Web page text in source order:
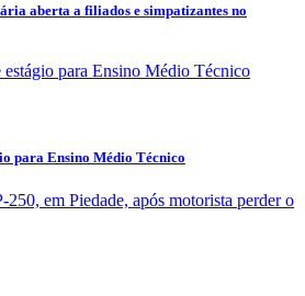
aberta a filiados e simpatizantes no
para Ensino Médio Técnico